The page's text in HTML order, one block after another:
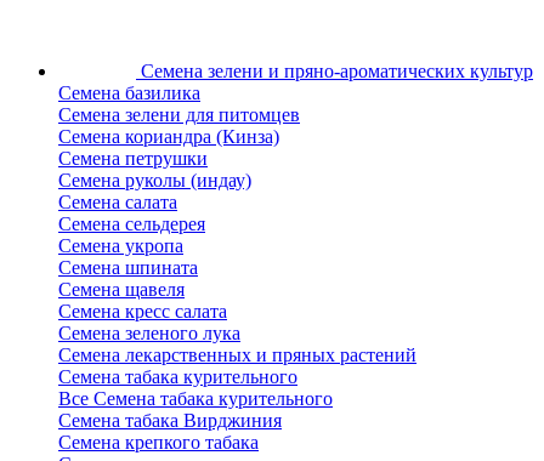
Семена зелени и пряно-ароматических культур
Семена базилика
Семена зелени для питомцев
Семена кориандра (Кинза)
Семена петрушки
Семена руколы (индау)
Семена салата
Семена сельдерея
Семена укропа
Семена шпината
Семена щавеля
Семена кресс салата
Семена зеленого лука
Семена лекарственных и пряных растений
Семена табака курительного
Все Семена табака курительного
Семена табака Вирджиния
Семена крепкого табака